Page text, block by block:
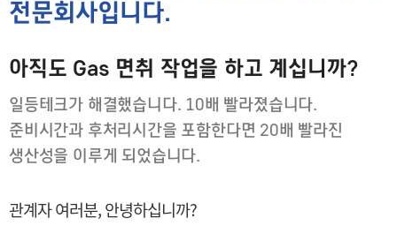
전문회사입니다.
아직도 Gas 면취 작업을 하고 계십니까?
일등테크가 해결했습니다. 10배 빨라졌습니다.
준비시간과 후처리시간을 포함한다면 20배 빨라진
생산성을 이루게 되었습니다.
관계자 여러분, 안녕하십니까?